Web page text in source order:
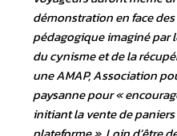
démonstration en face
pédagogique imaginé par
du cynisme et de la
une AMAP, Association
paysanne pour «
initiant la vente de